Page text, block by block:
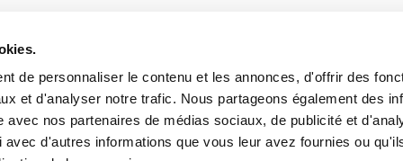
de personnaliser le contenu et les annonces, d'offrir des
et d'analyser notre trafic. Nous partageons également des
avec nos partenaires de médias sociaux, de publicité et
d'autres informations que vous leur avez fournies ou